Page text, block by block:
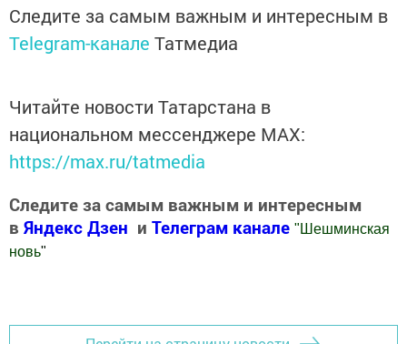
Следите за самым важным и интересным в
Telegram-канале Татмедиа
Читайте новости Татарстана в
национальном мессенджере MАХ:
https://max.ru/tatmedia
Следите за самым важным и интересным
в Яндекс Дзен и Телеграм канале " Шешминская
новь"